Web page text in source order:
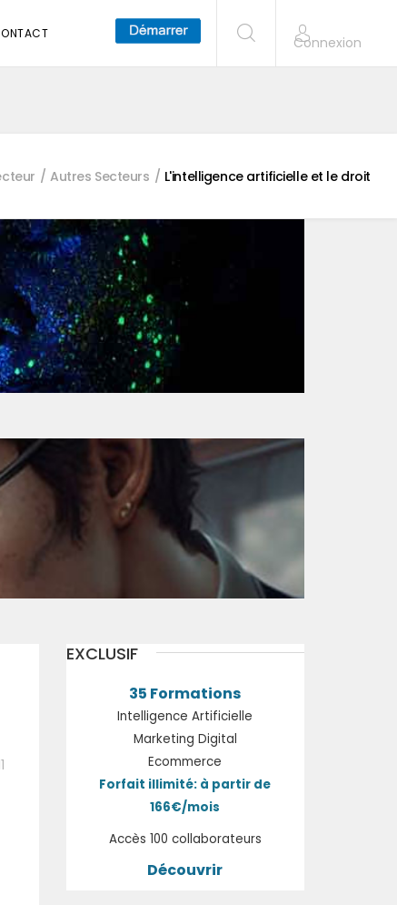
Connexion
Autres Secteurs L'intelligence artificielle et le droit
EXCLUSIF
35 Formations
Intelligence Artificielle
Marketing Digital
Ecommerce
Forfait illimité: à partir de
166€/mois
Accès 100 collaborateurs
Découvrir